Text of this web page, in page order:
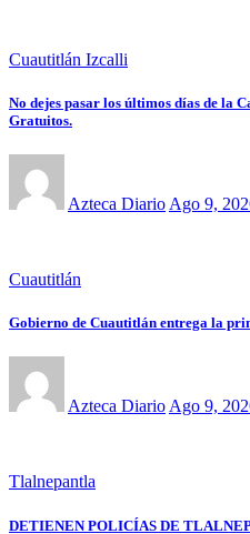
Cuautitlán Izcalli
No dejes pasar los últimos días de la
Gratuitos.
Azteca Diario Ago 9,
Cuautitlán
Gobierno de Cuautitlán entrega la
Azteca DiarioAgo 9,
Tlalnepantla
DETIENEN POLICÍAS DE